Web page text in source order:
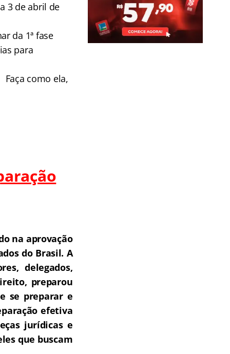
3 de abril de
da 1ª fase
para
Faça como ela,
na aprovação
do Brasil. A
delegados,
preparou
se preparar e
efetiva
jurídicas e
que buscam